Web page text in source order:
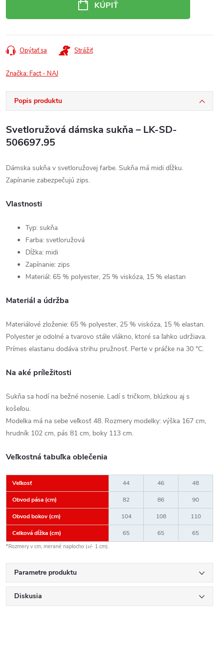
KÚPIŤ
Opýtať sa Strážiť
Značka: Fact - NAJ
Popis produktu
Svetloružová dámska sukňa – LK-SD-
506697.95
Dámska sukňa v svetloružovej farbe. Sukňa má midi dĺžku.
Zapínanie zabezpečujú zips.
Vlastnosti
Typ: sukňa
Farba: svetloružová
Dĺžka: midi
Zapínanie: zips
Materiál: 65 % polyester, 25 % viskóza, 15 % elastan
Materiál a údržba
Materiálové zloženie: 65 % polyester, 25 % viskóza, 15 % elastan.
Polyester je odolné a tvarovo stále vlákno, ktoré sa ľahko udržiava.
Prímes elastanu dodáva strihu pružnosť. Perte v práčke na 30 °C.
Na aké príležitosti
Sukňa sa hodí na bežné nosenie. Ladí s tričkom, blúzkou aj s
košeľou.
Modelka má na sebe veľkosť 48. Rozmery modelky: výška 167 cm,
hrudník 102 cm, pás 81 cm, boky 113 cm.
Veľkostná tabuľka oblečenia
Veľkosť 44 46 48
Obvod pása (cm) 82 86 90
Obvod bokov (cm) 104 108 110
Celková dĺžka (cm) 65 65 65
*Rozmery v cm, merané naplocho (+/- 1 cm).
Parametre produktu
Diskusia